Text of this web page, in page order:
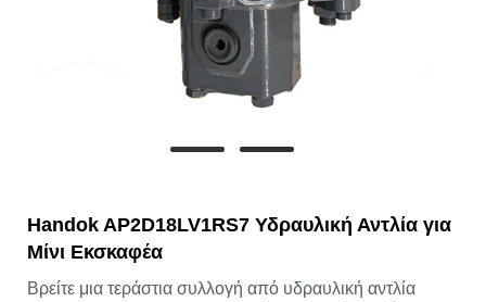
Handok AP2D18LV1RS7 Υδραυλική Αντλία για
Μίνι Εκσκαφέα
Βρείτε μια τεράστια συλλογή από υδραυλική αντλία